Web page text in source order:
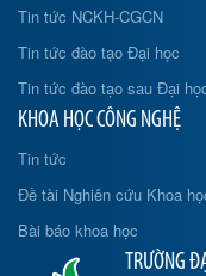
Tin tức NCKH-CGCN
Tin tức đào tạo Đại học
Tin tức đào tạo sau Đại
KHOA HỌC CÔNG NGHỆ
Tin tức
Đề tài Nghiên cứu Khoa
Bài báo khoa học
TRƯỜNG